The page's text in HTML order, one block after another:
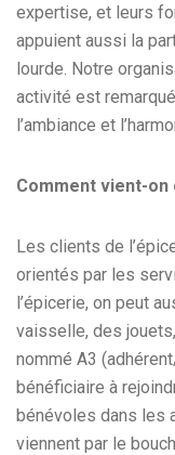
expertise, et leurs
appuient aussi la
lourde. Notre
activité est
l’ambiance et
Comment vient-on
Les clients de
orientés par les
l’épicerie, on peut
vaisselle, des
nommé A3
bénéficiaire à
bénévoles dans les
viennent par le